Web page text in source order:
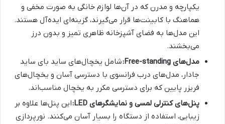
یکپارچه و مدرن که در آن‌ها لوازم خانگی به صورت مخفی و
هماهنگ با کابینت‌ها قرار می‌گیرند، گزینه‌ای ایده‌آل هستند.
این مدل‌ها به فضای آشپزخانه ظاهری تمیز و بدون درز
می‌بخشند.
مدل‌های Free-standing:
شامل یخچال‌های ساید بای ساید
جادار، مدل‌های درب فرانسوی با دسترسی آسان و یخچال‌های
فریزر پایین که برای دسترسی مکرر به یخچال مناسب‌اند.
پنل‌های کنترلی لمسی و نمایشگرهای LED:
این پنل‌ها علاوه بر
زیبایی، استفاده از دستگاه را بسیار آسان می‌کنند. نورپردازی